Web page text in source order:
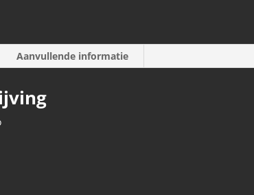
Aanvullende informatie